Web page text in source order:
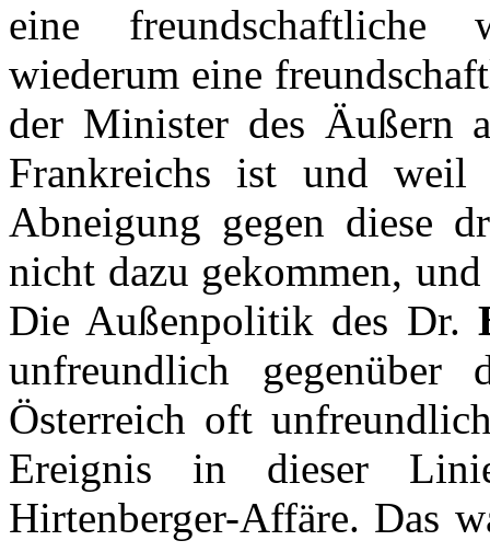
eine freundschaftliche
wiederum eine
der Minister des Äußern
Frankreichs ist und weil
Abneigung gegen diese
nicht dazu gekommen,
Die Außenpolitik des Dr.
unfreundlich gegenüber
Österreich oft
Ereignis in dieser
Hirtenberger-Affäre. Das